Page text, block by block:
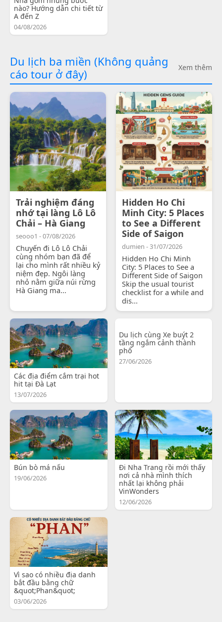
nào? Hướng dẫn chi tiết từ
A đến Z
04/08/2026
Du lịch ba miền (Không quảng
cáo tour ở đây)
Xem thêm
Trải nghiệm đáng
nhớ tại làng Lô Lô
Chải – Hà Giang
seooo1 - 07/08/2026
Chuyến đi Lô Lô Chải
cùng nhóm bạn đã để
lại cho mình rất nhiều kỷ
niệm đẹp. Ngôi làng
nhỏ nằm giữa núi rừng
Hà Giang ma...
Hidden Ho Chi
Minh City: 5 Places
to See a Different
Side of Saigon
dumien - 31/07/2026
Hidden Ho Chi Minh
City: 5 Places to See a
Different Side of Saigon
Skip the usual tourist
checklist for a while and
dis...
Các địa điểm cắm trại hot
hit tại Đà Lạt
13/07/2026
Du lịch cùng Xe buýt 2
tầng ngắm cảnh thành
phố
27/06/2026
Bún bò má nấu
19/06/2026
Đi Nha Trang rồi mới thấy
nơi cả nhà mình thích
nhất lại không phải
VinWonders
12/06/2026
Vì sao có nhiều địa danh
bắt đầu bằng chữ
&quot;Phan&quot;
03/06/2026